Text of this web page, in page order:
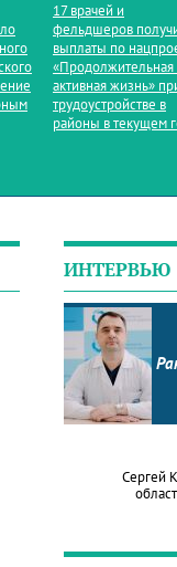
17 врачей и
фельдшеров
выплаты по
«Продолжительная
активная жизнь»
трудоустройстве в
районы в текущем
ИНТЕРВЬЮ
Сергей